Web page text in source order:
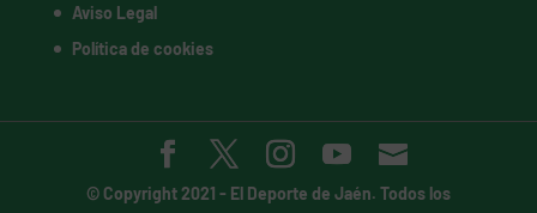
Aviso Legal
Política de cookies
© Copyright 2021 - El Deporte de Jaén. Todos los